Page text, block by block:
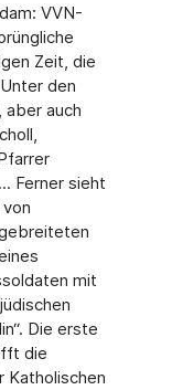
VVN-
Zeit, die
den
aber auch
Ferner sieht
mit
Die erste
die
Katholischen